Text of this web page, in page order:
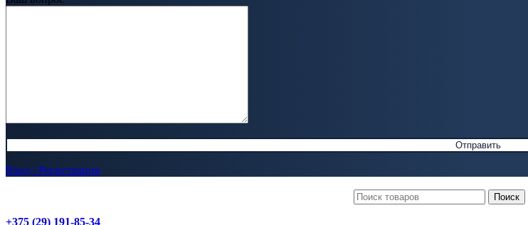
Вход / Регистрация
Поиск
+375 (29) 191-85-34